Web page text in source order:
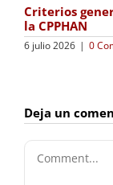
Criterios
la CPPHAN
6 julio 2026 | 0
Deja un
Comment